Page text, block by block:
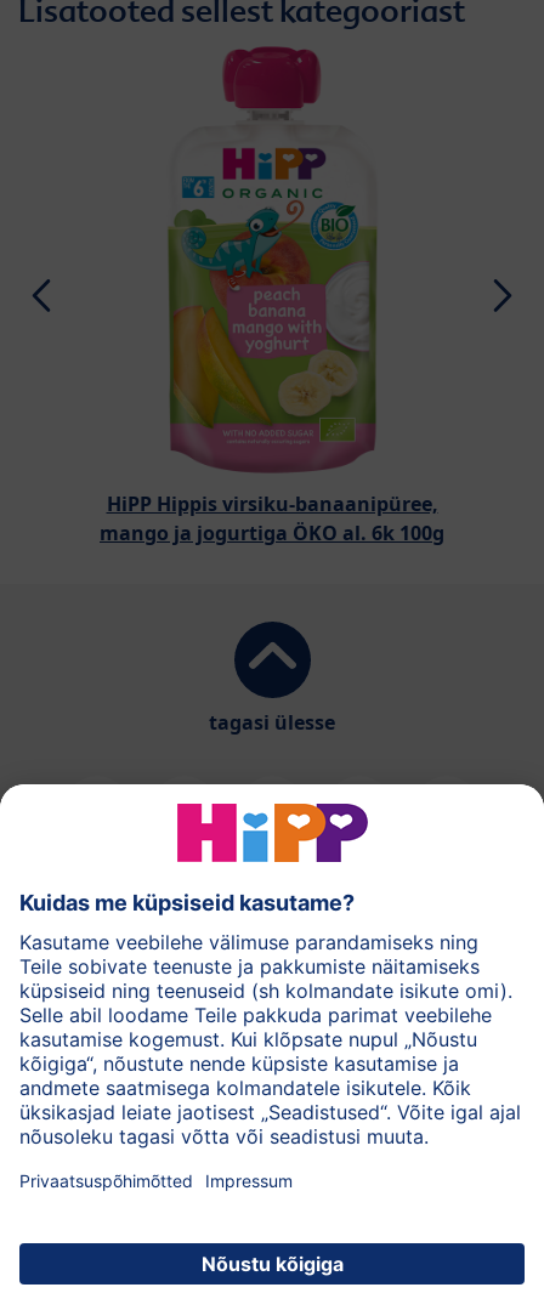
Lisatooted sellest kategooriast
HiPP Hippis virsiku-banaanipüree,
mango ja jogurtiga ÖKO al. 6k 100g
tagasi ülesse
HiPPi piimasegud
HiPPi imikutoidud
HiPPi nahahooldus
Privaatsuspõhimõtted
Kasutustingimused
Andmed
Ettevõttest HiPP Kontakt